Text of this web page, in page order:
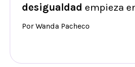
desigualdad empieza
Por Wanda Pacheco